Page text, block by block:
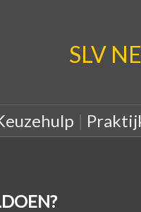
SLV
|